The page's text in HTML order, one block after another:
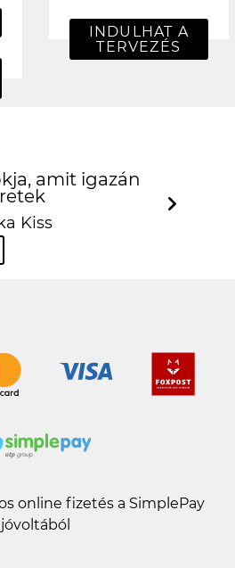
INDULHAT A
TERVEZÉS
amit igazán szeretek
Kiss
online fizetés a SimplePay
jóvoltából